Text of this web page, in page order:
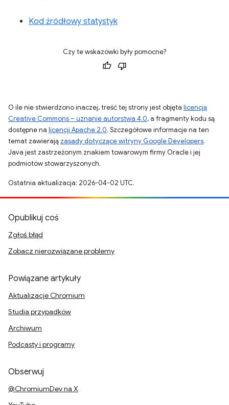
Kod źródłowy statystyk
Czy te wskazówki były pomocne?
O ile nie stwierdzono inaczej, treść tej strony jest objęta licencją
Creative Commons – uznanie autorstwa 4.0, a fragmenty kodu są
dostępne na licencji Apache 2.0. Szczegółowe informacje na ten
temat zawierają zasady dotyczące witryny Google Developers.
Java jest zastrzeżonym znakiem towarowym firmy Oracle i jej
podmiotów stowarzyszonych.
Ostatnia aktualizacja: 2026-04-02 UTC.
Opublikuj coś
Zgłoś błąd
Zobacz nierozwiązane problemy
Powiązane artykuły
Aktualizacje Chromium
Studia przypadków
Archiwum
Podcasty i programy
Obserwuj
@ChromiumDev na X